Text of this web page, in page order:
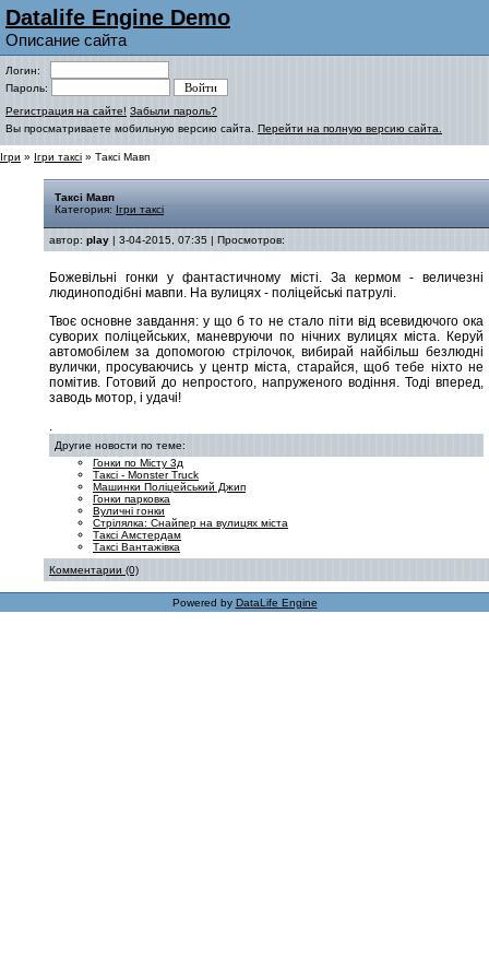
Datalife Engine Demo
Описание сайта
Логин:
Пароль:
Регистрация на сайте! Забыли пароль?
Вы просматриваете мобильную версию сайта. Перейти на полную версию сайта.
Ігри » Ігри таксі » Таксі Мавп
Таксі Мавп
Категория: Ігри таксі
автор: play | 3-04-2015, 07:35 | Просмотров:
Божевільні гонки у фантастичному місті. За кермом - величезні
людиноподібні мавпи. На вулицях - поліцейські патрулі.
Твоє основне завдання: у що б то не стало піти від всевидючого ока
суворих поліцейських, маневруючи по нічних вулицях міста. Керуй
автомобілем за допомогою стрілочок, вибирай найбільш безлюдні
вулички, просуваючись у центр міста, старайся, щоб тебе ніхто не
помітив. Готовий до непростого, напруженого водіння. Тоді вперед,
заводь мотор, і удачі!
.
Другие новости по теме:
Гонки по Місту 3д
Таксі - Monster Truck
Машинки Поліцейський Джип
Гонки парковка
Вуличні гонки
Стрілялка: Снайпер на вулицях міста
Таксі Амстердам
Таксі Вантажівка
Комментарии (0)
Powered by DataLife Engine